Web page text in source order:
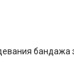
бандажа